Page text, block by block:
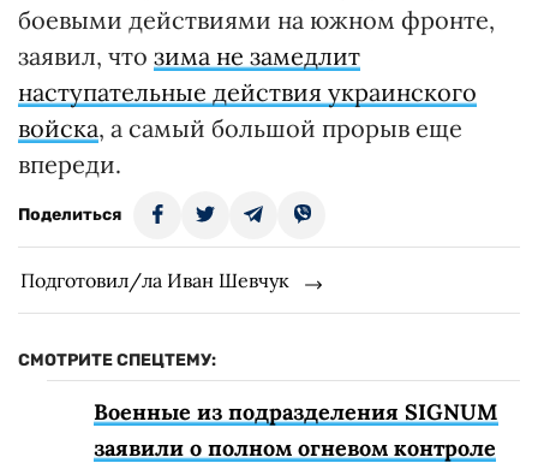
боевыми действиями на южном фронте,
заявил, что зима не замедлит
наступательные действия украинского
войска, а самый большой прорыв еще
впереди.
Поделиться
Подготовил/ла Иван Шевчук
СМОТРИТЕ СПЕЦТЕМУ:
Военные из подразделения SIGNUM
заявили о полном огневом контроле